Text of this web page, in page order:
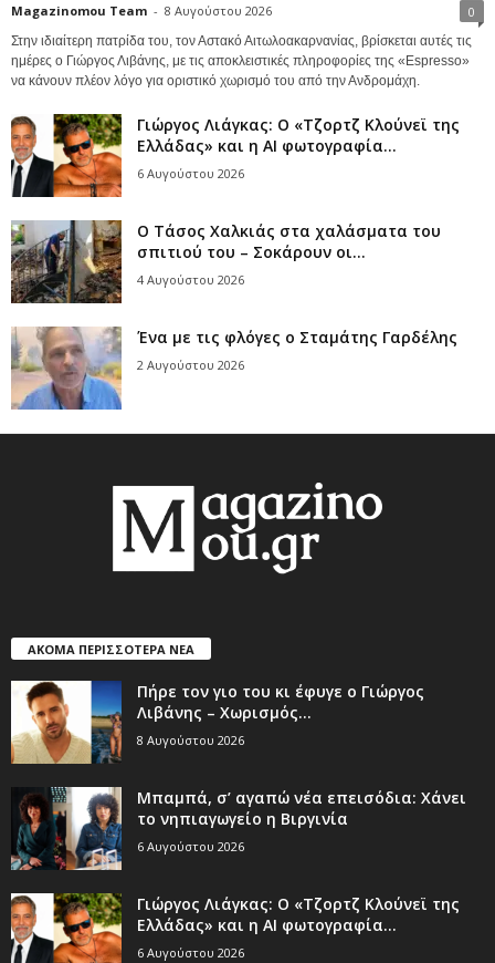
Magazinomou Team - 8 Αυγούστου 2026 0
Στην ιδιαίτερη πατρίδα του, τον Αστακό Αιτωλοακαρνανίας, βρίσκεται αυτές τις
ημέρες ο Γιώργος Λιβάνης, με τις αποκλειστικές πληροφορίες της «Espresso»
να κάνουν πλέον λόγο για οριστικό χωρισμό του από την Ανδρομάχη.
Γιώργος Λιάγκας: Ο «Τζορτζ Κλούνεϊ της
Ελλάδας» και η AI φωτογραφία...
6 Αυγούστου 2026
Ο Τάσος Χαλκιάς στα χαλάσματα του
σπιτιού του – Σοκάρουν οι...
4 Αυγούστου 2026
Ένα με τις φλόγες ο Σταμάτης Γαρδέλης
2 Αυγούστου 2026
ΑΚΟΜΑ ΠΕΡΙΣΣΟΤΕΡΑ ΝΕΑ
Πήρε τον γιο του κι έφυγε ο Γιώργος
Λιβάνης – Χωρισμός...
8 Αυγούστου 2026
Μπαμπά, σ’ αγαπώ νέα επεισόδια: Χάνει
το νηπιαγωγείο η Βιργινία
6 Αυγούστου 2026
Γιώργος Λιάγκας: Ο «Τζορτζ Κλούνεϊ της
Ελλάδας» και η AI φωτογραφία...
6 Αυγούστου 2026